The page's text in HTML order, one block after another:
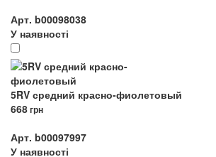
Арт. b00098038
У наявності
5RV средний красно-фиолетовый
668грн
Арт. b00097997
У наявності